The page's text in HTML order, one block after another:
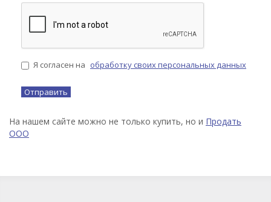
Я согласен на обработку своих персональных данных
На нашем сайте можно не только купить, но и Продать
ООО